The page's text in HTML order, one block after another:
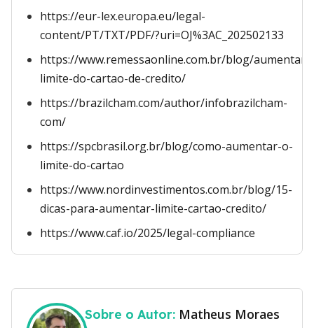
https://eur-lex.europa.eu/legal-
content/PT/TXT/PDF/?uri=OJ%3AC_202502133
https://www.remessaonline.com.br/blog/aumentar-
limite-do-cartao-de-credito/
https://brazilcham.com/author/infobrazilcham-
com/
https://spcbrasil.org.br/blog/como-aumentar-o-
limite-do-cartao
https://www.nordinvestimentos.com.br/blog/15-
dicas-para-aumentar-limite-cartao-credito/
https://www.caf.io/2025/legal-compliance
Sobre o Autor: Matheus Moraes